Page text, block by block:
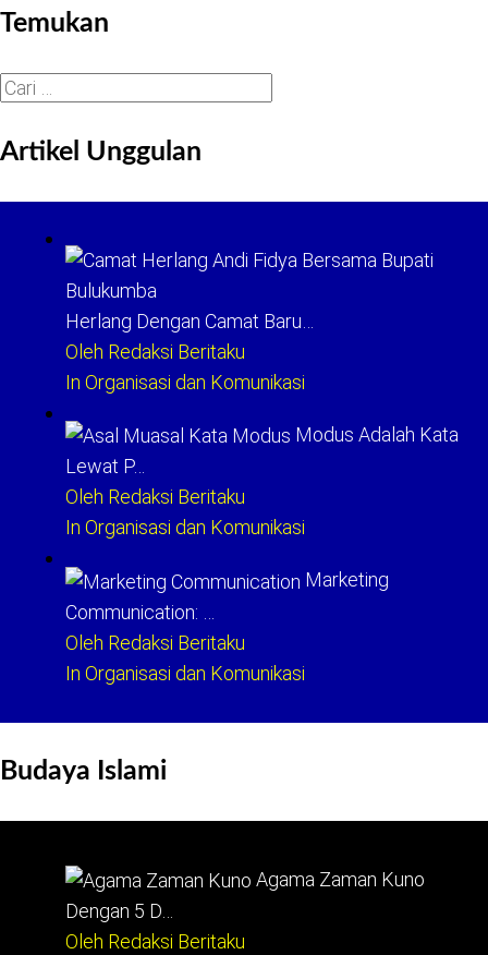
Temukan
Cari
Artikel Unggulan
Herlang Dengan Camat Baru…
Oleh Redaksi Beritaku
In Organisasi dan Komunikasi
Modus Adalah Kata
Lewat P…
Oleh Redaksi Beritaku
In Organisasi dan Komunikasi
Marketing
Communication: …
Oleh Redaksi Beritaku
In Organisasi dan Komunikasi
Budaya Islami
Agama Zaman Kuno
Dengan 5 D…
Oleh Redaksi Beritaku